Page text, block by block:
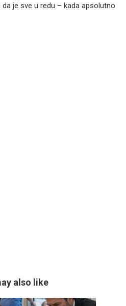
je sve u redu – kada apsolutno
also like